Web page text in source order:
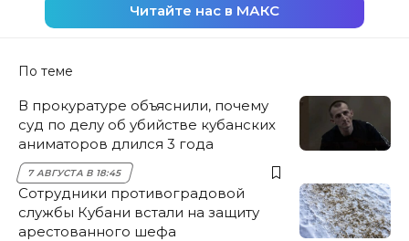
Читайте нас в МАКС
По теме
В прокуратуре объяснили, почему
суд по делу об убийстве кубанских
аниматоров длился 3 года
7 АВГУСТА В 18:45
Сотрудники противоградовой
службы Кубани встали на защиту
арестованного шефа